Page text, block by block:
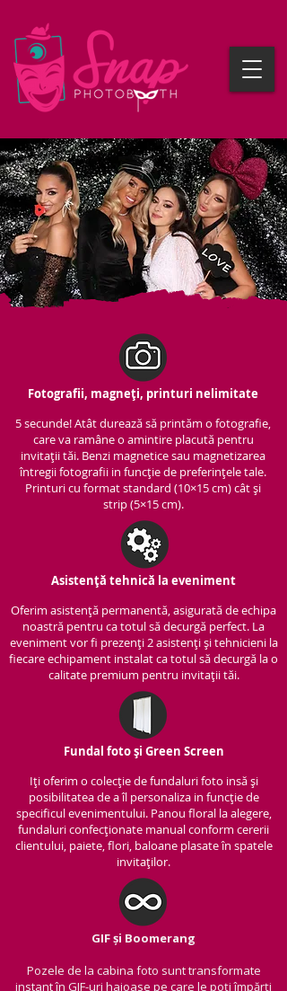
Fotografii, magneți, printuri nelimitate
5 secunde! Atât durează să printăm o fotografie,
care va ramâne o amintire placută pentru
invitații tăi. Benzi magnetice sau magnetizarea
întregii fotografii in funcție de preferințele tale.
Printuri cu format standard (10×15 cm) cât și
strip (5×15 cm).
Asistență tehnică la eveniment
Oferim asistență permanentă, asigurată de echipa
noastră pentru ca totul să decurgă perfect. La
eveniment vor fi prezenți 2 asistenți și tehnicieni la
fiecare echipament instalat ca totul să decurgă la o
calitate premium pentru invitații tăi.
Fundal foto și Green Screen
Iți oferim o colecție de fundaluri foto insă și
posibilitatea de a îl personaliza in funcție de
specificul evenimentului. Panou floral la alegere,
fundaluri confecționate manual conform cererii
clientului, paiete, flori, baloane plasate în spatele
invitaților.
GIF și Boomerang
Pozele de la cabina foto sunt transformate
instant în GIF-uri haioase pe care le poți împărți